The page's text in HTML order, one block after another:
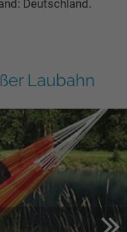
Deutschland.
Laubahn